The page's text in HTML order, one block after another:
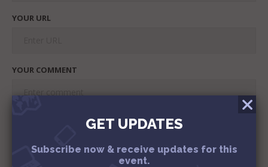
YOUR URL
YOUR COMMENT
GET UPDATES
Subscribe now & receive updates for this
event.